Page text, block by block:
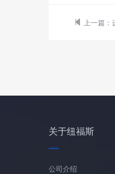
上一篇：
关于纽福斯
公司介绍